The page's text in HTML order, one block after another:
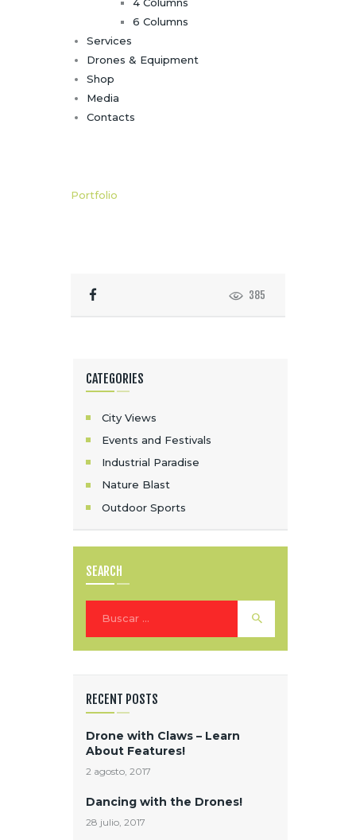
4 Columns
6 Columns
Services
Drones & Equipment
Shop
Media
Contacts
Portfolio
385
CATEGORIES
City Views
Events and Festivals
Industrial Paradise
Nature Blast
Outdoor Sports
SEARCH
RECENT POSTS
Drone with Claws – Learn
About Features!
2 agosto, 2017
Dancing with the Drones!
28 julio, 2017